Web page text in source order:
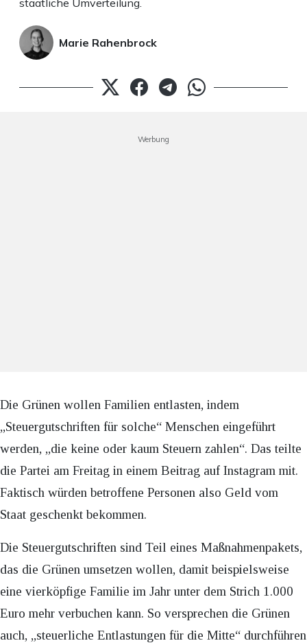
Marie Rahenbrock
Werbung
Die Grünen wollen Familien entlasten, indem
„Steuergutschriften für solche“ Menschen eingeführt
werden, „die keine oder kaum Steuern zahlen“. Das teilte
die Partei am Freitag in einem Beitrag auf Instagram mit.
Faktisch würden betroffene Personen also Geld vom
Staat geschenkt bekommen.
Die Steuergutschriften sind Teil eines Maßnahmenpakets,
das die Grünen umsetzen wollen, damit beispielsweise
eine vierköpfige Familie im Jahr unter dem Strich 1.000
Euro mehr verbuchen kann. So versprechen die Grünen
auch, „steuerliche Entlastungen für die Mitte“ durchführen